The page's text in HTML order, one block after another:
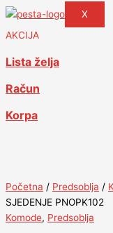
X
AKCIJA
Lista želja
Račun
Korpa
Početna / Predsoblja /
SJEDENJE PNOPK102
Komode, Predsoblja